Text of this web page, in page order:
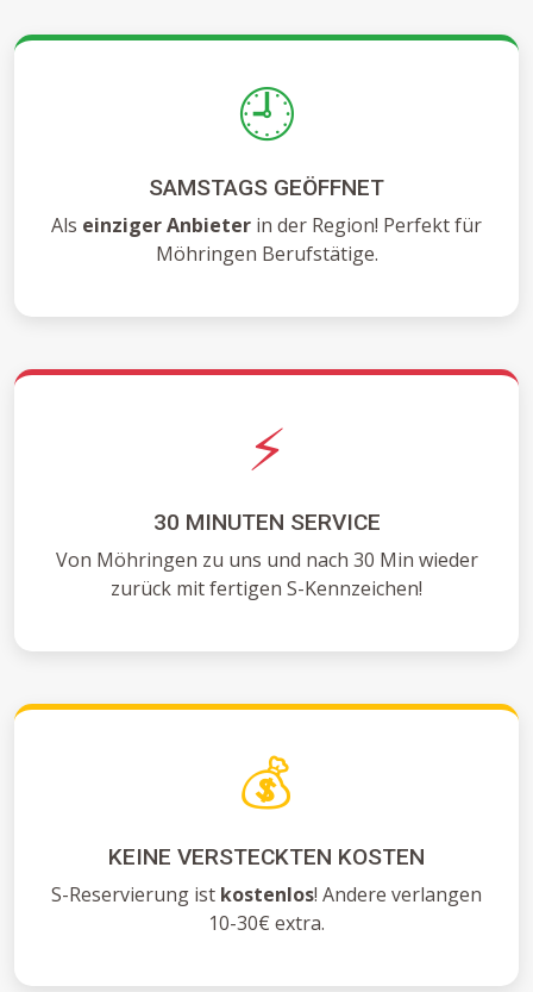
🕘
SAMSTAGS GEÖFFNET
Als einziger Anbieter in der Region! Perfekt für
Möhringen Berufstätige.
⚡
30 MINUTEN SERVICE
Von Möhringen zu uns und nach 30 Min wieder
zurück mit fertigen S-Kennzeichen!
💰
KEINE VERSTECKTEN KOSTEN
S-Reservierung ist kostenlos! Andere verlangen
10-30€ extra.